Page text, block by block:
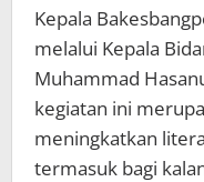
Kepala
melalui Kepala
Muhammad
kegiatan ini
meningkatkan
termasuk bagi